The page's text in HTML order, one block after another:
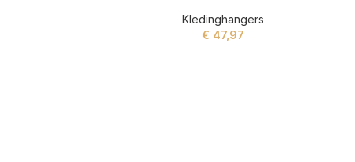
Kledinghangers
€ 47,97